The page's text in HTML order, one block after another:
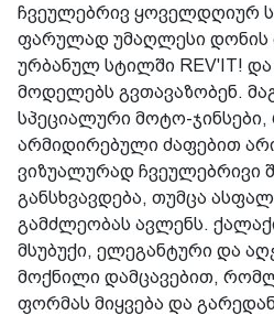
ჩვეულებრივ ყოველდღიურ
ფარულად უმაღლესი დონის
ურბანულ სტილში REV'IT! და
მოდელებს გვთავაზობენ.
სპეციალური მოტო-
არმიდირებული ძაფებით
ვიზუალურად ჩვეულებრივი
განსხვავდება, თუმცა
გამძლეობას ავლენს.
მსუბუქი, ელეგანტური და
მოქნილი დამცავებით,
ფორმას მიყვება და